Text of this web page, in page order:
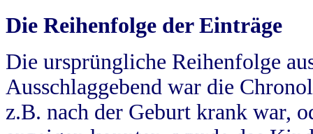
Die Reihenfolge der Einträge
Die ursprüngliche Reihenfolge
Ausschlaggebend war die
z.B. nach der Geburt krank war,